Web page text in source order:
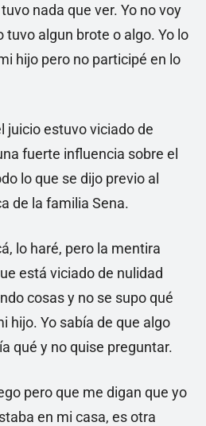
nada que ver. Yo no voy
tuvo algun brote o algo. Yo lo
hijo pero no participé en lo
juicio estuvo viciado de
fuerte influencia sobre el
lo que se dijo previo al
de la familia Sena.
lo haré, pero la mentira
está viciado de nulidad
cosas y no se supo qué
hijo. Yo sabía de que algo
qué y no quise preguntar.
pero que me digan que yo
en mi casa, es otra